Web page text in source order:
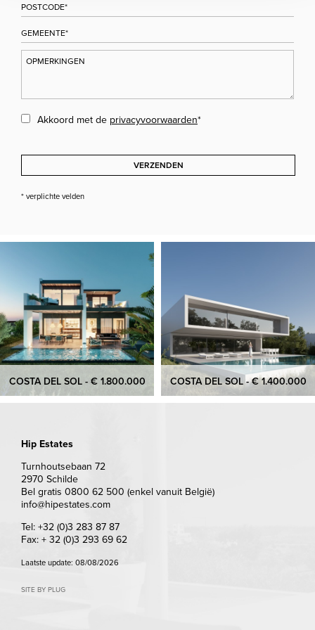
Akkoord met de privacyvoorwaarden*
VERZENDEN
* verplichte velden
COSTA DEL SOL - € 1.800.000 COSTA DEL SOL - € 1.400.000
Hip Estates
Turnhoutsebaan 72
2970 Schilde
Bel gratis 0800 62 500 (enkel vanuit België)
info@hipestates.com
Tel: +32 (0)3 283 87 87
Fax: + 32 (0)3 293 69 62
Laatste update: 08/08/2026
SITE BY PLUG